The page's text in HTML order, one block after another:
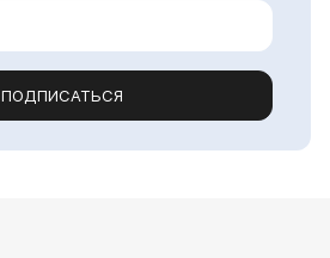
ПОДПИСАТЬСЯ